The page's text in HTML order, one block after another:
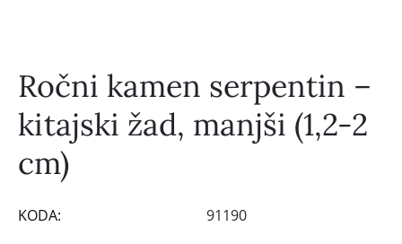
Ročni kamen serpentin –
kitajski žad, manjši (1,2-2
cm)
KODA: 91190